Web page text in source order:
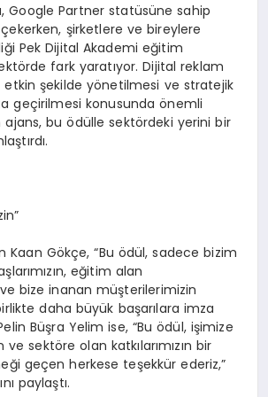
Google Partner statüsüne sahip
şirketlere ve bireylere
Pek Dijital Akademi eğitim
fark yaratıyor. Dijital reklam
etkin şekilde yönetilmesi ve stratejik
geçirilmesi konusunda önemli
ajans, bu ödülle sektördeki yerini bir
Kaan Gökçe, “Bu ödül, sadece bizim
eğitim alan
bize inanan müşterilerimizin
daha büyük başarılara imza
Büşra Yelim ise, “Bu ödül, işimize
sektöre olan katkılarımızın bir
geçen herkese teşekkür ederiz,”
paylaştı.